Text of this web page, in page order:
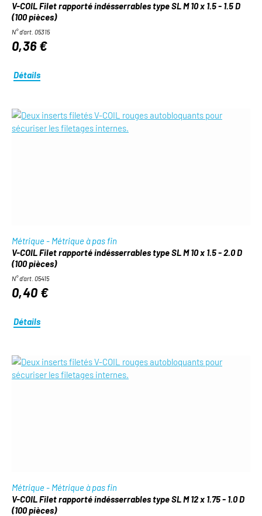
V-COIL Filet rapporté indésserrables type SL M 10 x 1.5 - 1.5 D
(100 pièces)
N° d'art. 05315
0,36 €
Détails
Métrique - Métrique à pas fin
V-COIL Filet rapporté indésserrables type SL M 10 x 1.5 - 2.0 D
(100 pièces)
N° d'art. 05415
0,40 €
Détails
Métrique - Métrique à pas fin
V-COIL Filet rapporté indésserrables type SL M 12 x 1.75 - 1.0 D
(100 pièces)